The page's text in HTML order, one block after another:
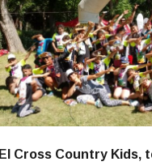
El Cross Country Kids,